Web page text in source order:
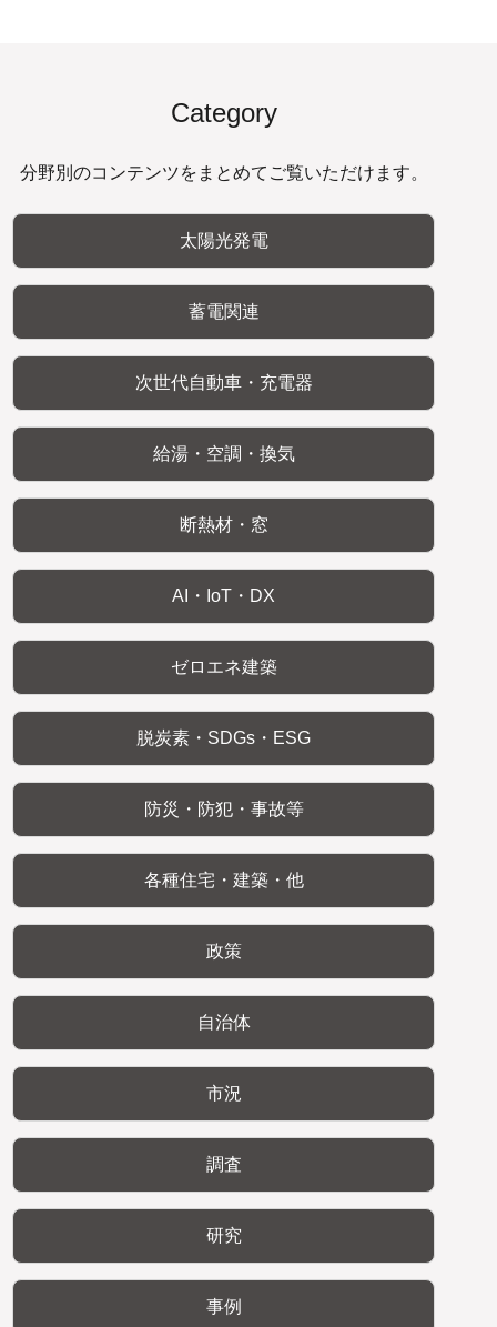
Category
分野別のコンテンツをまとめてご覧いただけます。
太陽光発電
蓄電関連
次世代自動車・充電器
給湯・空調・換気
断熱材・窓
AI・IoT・DX
ゼロエネ建築
脱炭素・SDGs・ESG
防災・防犯・事故等
各種住宅・建築・他
政策
自治体
市況
調査
研究
事例